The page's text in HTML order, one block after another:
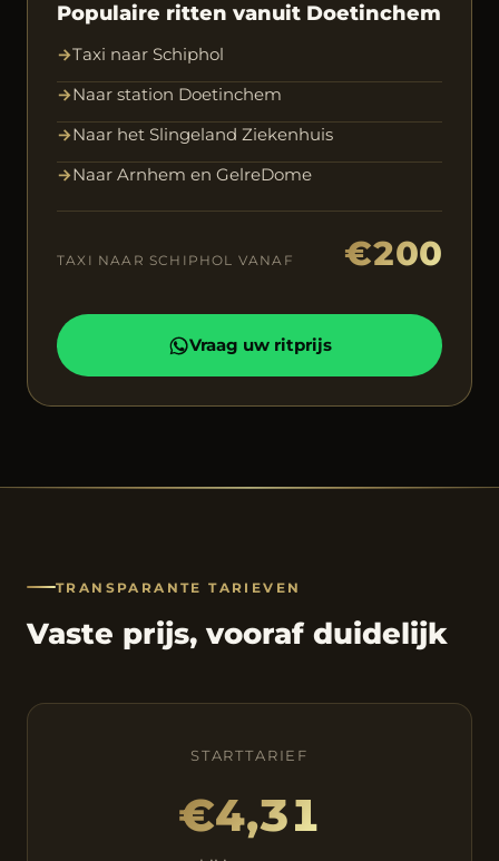
Populaire ritten vanuit Doetinchem
→Taxi naar Schiphol
→Naar station Doetinchem
→Naar het Slingeland Ziekenhuis
→Naar Arnhem en GelreDome
TAXI NAAR SCHIPHOL VANAF €200
Vraag uw ritprijs
TRANSPARANTE TARIEVEN
Vaste prijs, vooraf duidelijk
STARTTARIEF
€4,31